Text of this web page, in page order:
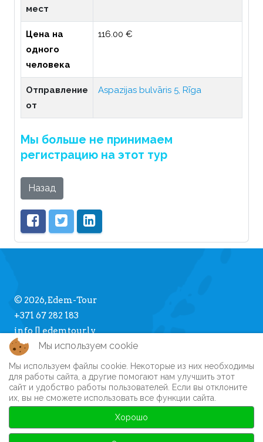
мест
Цена на
одного
человека
116.00 €
Отправление
от
Aspazijas bulvāris 5, Rīga
Мы больше не принимаем
регистрацию на этот тур
Назад
© 2026, Edem-Tour
+371 67 282 183
info [] edemtour.lv
Про Edem-Tour
Памятка туристу
Часто задаваемые вопросы
Автобусные туры
Личный кабинет
Регистрация на сайте
Мы используем cookie
Мы используем файлы cookie. Некоторые из них необходимы
для работы сайта, а другие помогают нам улучшить этот
сайт и удобство работы пользователей. Если вы отклоните
их, вы не сможете использовать все функции сайта.
Хорошо